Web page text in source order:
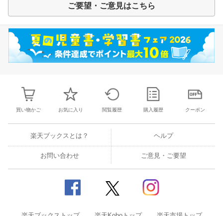
ご要望・ご意見はこちら
買い物かご お気に入り 閲覧履歴 購入履歴 クーポン
楽天ブックスとは？ ヘルプ
お問い合わせ ご意見・ご要望